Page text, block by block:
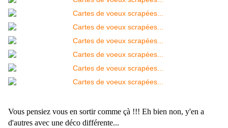
Vous pensiez vous en sortir comme çà !!! Eh bien non, y'en a
d'autres avec une déco différente...